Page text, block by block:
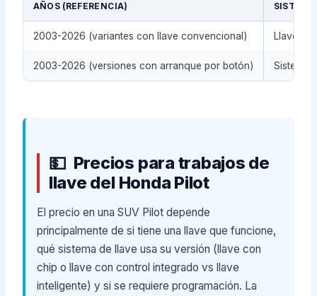
AÑOS (REFERENCIA)
2003-2026 (variantes con llave convencional) Llave
2003-2026 (versiones con arranque por botón) Sistema
Precios para trabajos de
llave del Honda Pilot
El precio en una SUV Pilot depende
principalmente de si tiene una llave que funcione,
qué sistema de llave usa su versión (llave con
chip o llave con control integrado vs llave
inteligente) y si se requiere programación. La